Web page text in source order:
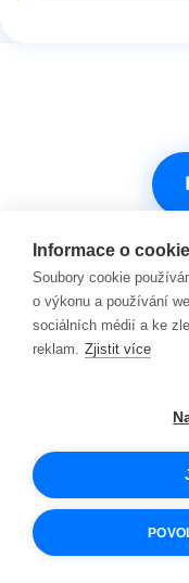
Cookies a jak je
Informace o
Soubory cookie
o výkonu a používání
sociálních médií a ke
reklam. Zjistit více